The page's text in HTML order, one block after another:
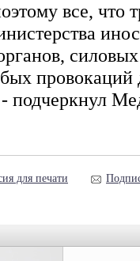
все, что
провокаций
подчеркнул
для печати